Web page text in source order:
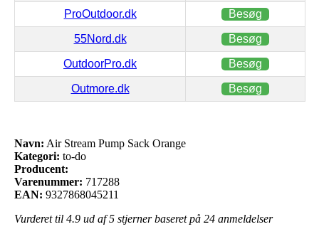
ProOutdoor.dk Besøg
55Nord.dk Besøg
OutdoorPro.dk Besøg
Outmore.dk Besøg
Navn: Air Stream Pump Sack Orange
Kategori: to-do
Producent:
Varenummer: 717288
EAN: 9327868045211
Vurderet til 4.9 ud af 5 stjerner baseret på 24 anmeldelser